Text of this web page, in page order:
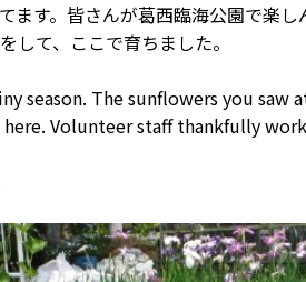
ます。皆さんが葛西臨海公園で楽し
して、ここで育ちました。
season. The sunflowers you saw
Volunteer staff thankfully